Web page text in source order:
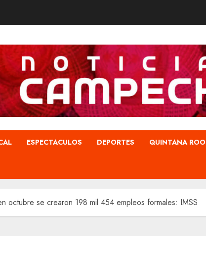
ESPECTACULOS DEPORTES QUINTANA ROO
octubre se crearon 198 mil 454 empleos formales: IMSS